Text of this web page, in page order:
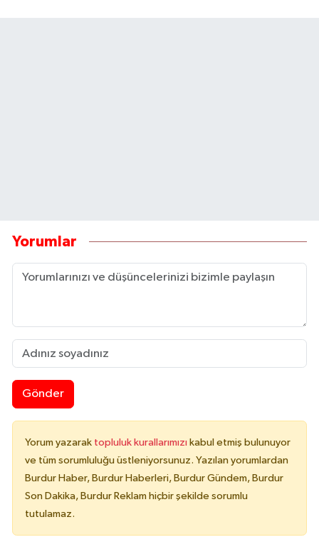
Yorumlar
Gönder
Yorum yazarak topluluk kurallarımızı kabul etmiş bulunuyor
ve tüm sorumluluğu üstleniyorsunuz. Yazılan yorumlardan
Burdur Haber, Burdur Haberleri, Burdur Gündem, Burdur
Son Dakika, Burdur Reklam hiçbir şekilde sorumlu
tutulamaz.